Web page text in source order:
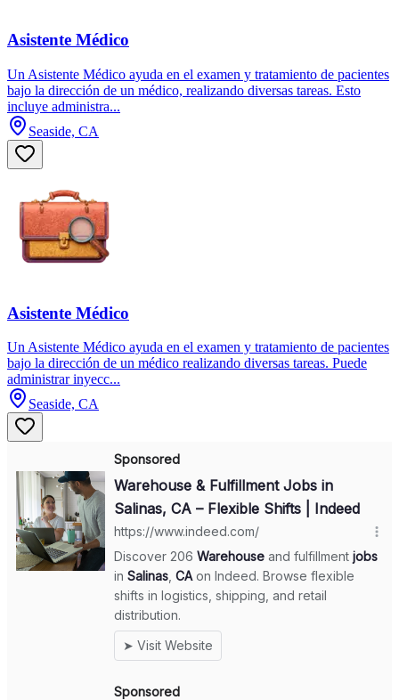
Asistente Médico
Un Asistente Médico ayuda en el examen y tratamiento de pacientes
bajo la dirección de un médico, realizando diversas tareas. Esto
incluye administra...
Seaside, CA
Asistente Médico
Un Asistente Médico ayuda en el examen y tratamiento de pacientes
bajo la dirección de un médico realizando diversas tareas. Puede
administrar inyecc...
Seaside, CA